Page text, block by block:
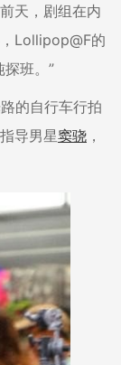
天，剧组在内
Lollipop@F的
班。”
的自行车行拍
导男星窦骁 ，